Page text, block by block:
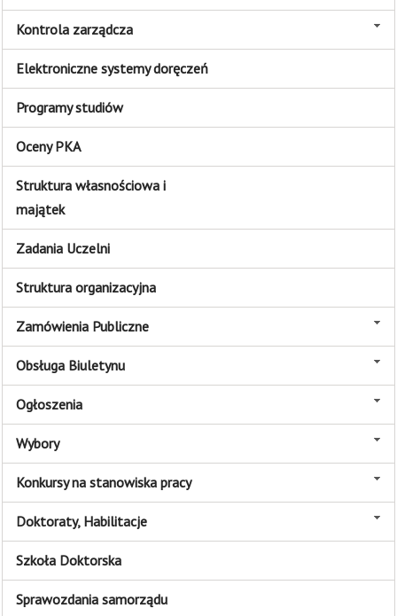
Kontrola zarządcza
Elektroniczne systemy doręczeń
Programy studiów
Oceny PKA
Struktura własnościowa i
majątek
Zadania Uczelni
Struktura organizacyjna
Zamówienia Publiczne
Obsługa Biuletynu
Ogłoszenia
Wybory
Konkursy na stanowiska pracy
Doktoraty, Habilitacje
Szkoła Doktorska
Sprawozdania samorządu